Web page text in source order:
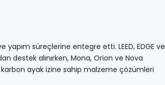
yapım süreçlerine entegre etti. LEED, EDGE ve
destek alınırken, Mona, Orion ve Nova
ayak izine sahip malzeme çözümleri